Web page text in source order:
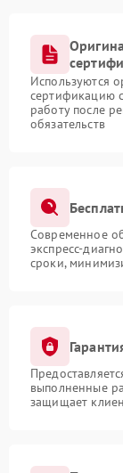
Используются
сертификацию
работу после
обязательств
Современное
экспресс-
сроки,
выполненные
защищает